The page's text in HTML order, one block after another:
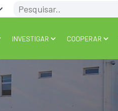
Search
INVESTIGAR COOPERAR